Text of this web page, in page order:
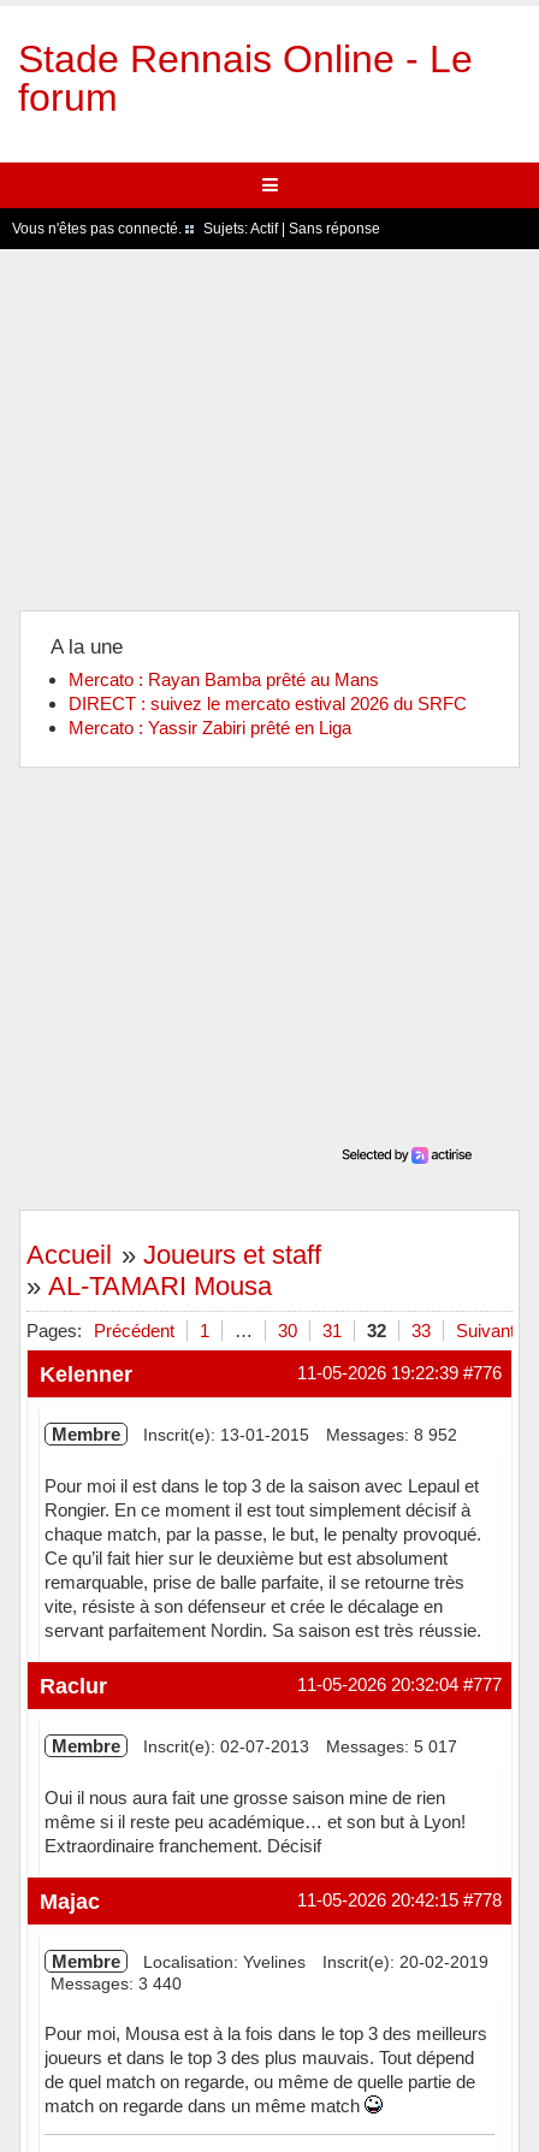
Stade Rennais Online - Le
forum
Vous n'êtes pas connecté. Sujets:Actif| Sans réponse
A la une
Mercato : Rayan Bamba prêté au Mans
DIRECT : suivez le mercato estival 2026 du SRFC
Mercato : Yassir Zabiri prêté en Liga
Accueil »Joueurs et staff
» AL-TAMARI Mousa
Pages: Précédent 1 … 30 31 32 33 Suivant
#776
11-05-2026 19:22:39
Kelenner
Membre Inscrit(e): 13-01-2015 Messages: 8 952
Pour moi il est dans le top 3 de la saison avec Lepaul et
Rongier. En ce moment il est tout simplement décisif à
chaque match, par la passe, le but, le penalty provoqué.
Ce qu’il fait hier sur le deuxième but est absolument
remarquable, prise de balle parfaite, il se retourne très
vite, résiste à son défenseur et crée le décalage en
servant parfaitement Nordin. Sa saison est très réussie.
Hors ligne #777
11-05-2026 20:32:04
Raclur
Membre Inscrit(e): 02-07-2013 Messages: 5 017
Oui il nous aura fait une grosse saison mine de rien
même si il reste peu académique… et son but à Lyon!
Extraordinaire franchement. Décisif
Hors ligne #778
11-05-2026 20:42:15
Majac
Membre Localisation: Yvelines
Inscrit(e): 20-02-2019
Messages: 3 440
Pour moi, Mousa est à la fois dans le top 3 des meilleurs
joueurs et dans le top 3 des plus mauvais. Tout dépend
de quel match on regarde, ou même de quelle partie de
match on regarde dans un même match